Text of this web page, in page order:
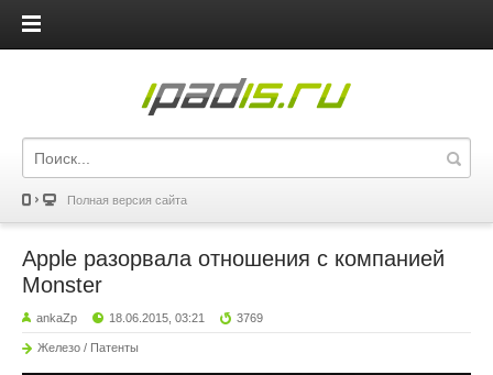
iPadis.ru
Полная версия сайта
Apple разорвала отношения с компанией
Monster
ankaZp 18.06.2015, 03:21 3769
Железо / Патенты